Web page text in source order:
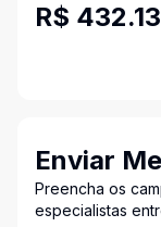
R$
Enviar
Preencha os
especialistas